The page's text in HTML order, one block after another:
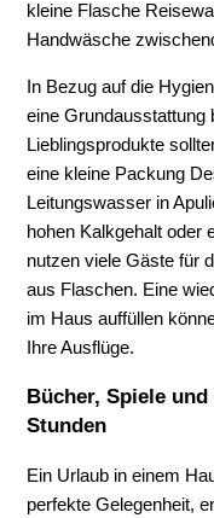
kleine Flasche
Handwäsche
In Bezug auf die
eine Grundausstattung
Lieblingsprodukte
eine kleine Packung
Leitungswasser in
hohen Kalkgehalt oder
nutzen viele Gäste für
aus Flaschen. Eine
im Haus auffüllen
Ihre Ausflüge.
Bücher, Spiele
Stunden
Ein Urlaub in einem
perfekte Gelegenheit,